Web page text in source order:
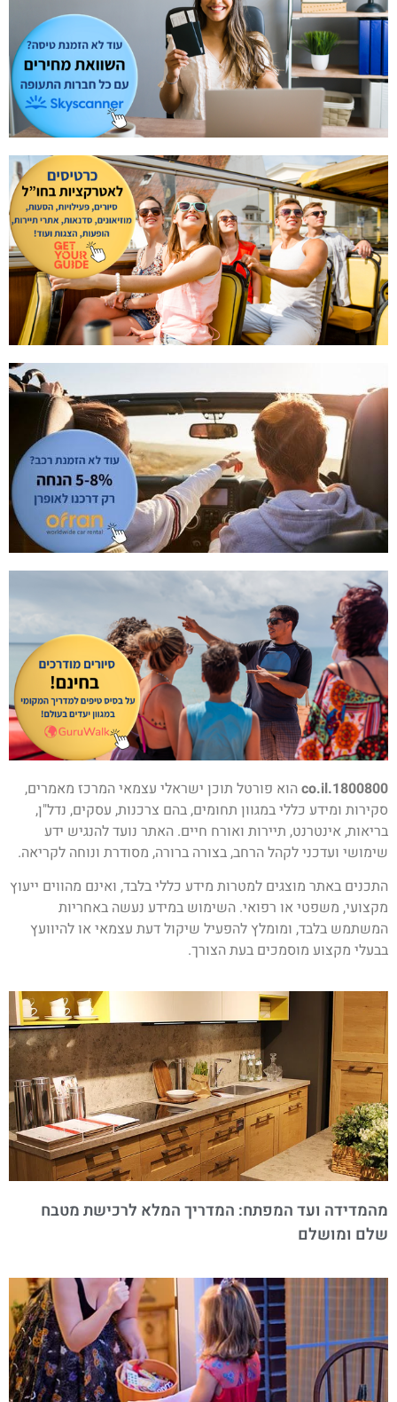
1800800.co.il
הוא פורטל תוכן ישראלי עצמאי המרכז מאמרים,
סקירות ומידע כללי במגוון תחומים, בהם צרכנות, עסקים, נדל"ן,
בריאות, אינטרנט, תיירות ואורח חיים. האתר נועד להנגיש ידע
שימושי ועדכני לקהל הרחב, בצורה ברורה, מסודרת ונוחה לקריאה.
התכנים באתר מוצגים למטרות מידע כללי בלבד, ואינם מהווים ייעוץ
מקצועי, משפטי או רפואי. השימוש במידע נעשה באחריות
המשתמש בלבד, ומומלץ להפעיל שיקול דעת עצמאי או להיוועץ
בבעלי מקצוע מוסמכים בעת הצורך.
מהמדידה ועד המפתח: המדריך המלא לרכישת מטבח
שלם ומושלם